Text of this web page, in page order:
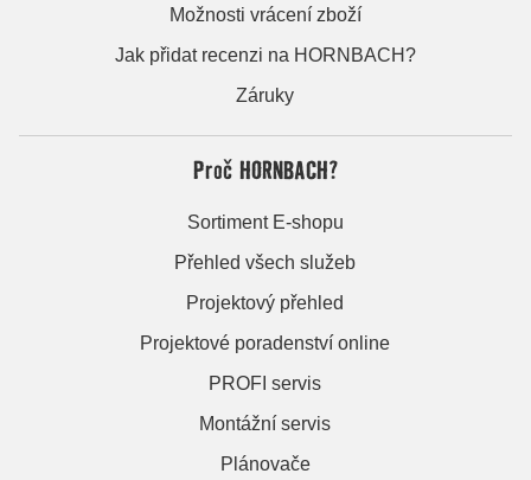
Možnosti vrácení zboží
Jak přidat recenzi na HORNBACH?
Záruky
Proč HORNBACH?
Sortiment E-shopu
Přehled všech služeb
Projektový přehled
Projektové poradenství online
PROFI servis
Montážní servis
Plánovače